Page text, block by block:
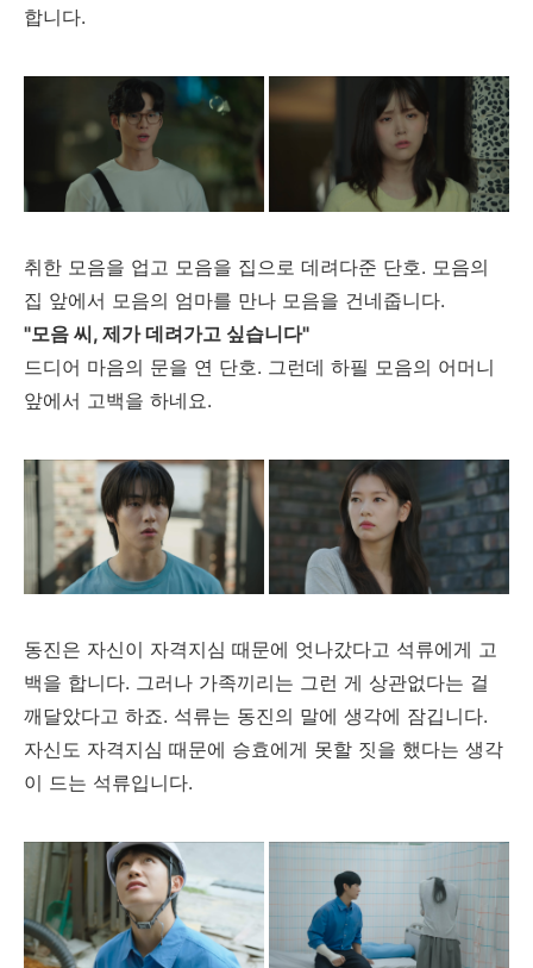
합니다.
취한 모음을 업고 모음을 집으로 데려다준 단호. 모음의
집 앞에서 모음의 엄마를 만나 모음을 건네줍니다.
"모음 씨, 제가 데려가고 싶습니다"
드디어 마음의 문을 연 단호. 그런데 하필 모음의 어머니
앞에서 고백을 하네요.
동진은 자신이 자격지심 때문에 엇나갔다고 석류에게 고
백을 합니다. 그러나 가족끼리는 그런 게 상관없다는 걸
깨달았다고 하죠. 석류는 동진의 말에 생각에 잠깁니다.
자신도 자격지심 때문에 승효에게 못할 짓을 했다는 생각
이 드는 석류입니다.